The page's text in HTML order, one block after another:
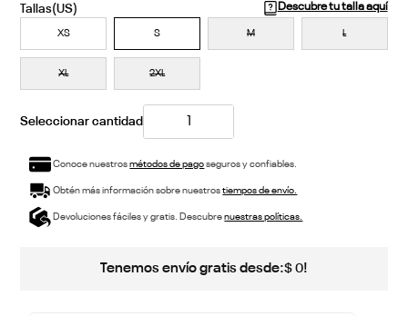
Descubre tu talla aquí
XS S M L
XL 2XL
Conoce nuestrosmétodos de pagoseguros y confiables.
Obtén más información sobre nuestrostiempos de envío.
Devoluciones fáciles y gratis. Descubrenuestras políticas.
Tenemos envío gratis desde:$ 0!